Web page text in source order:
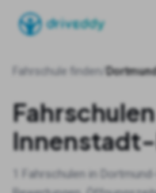
Fahrschule finden
Fahrschulen in